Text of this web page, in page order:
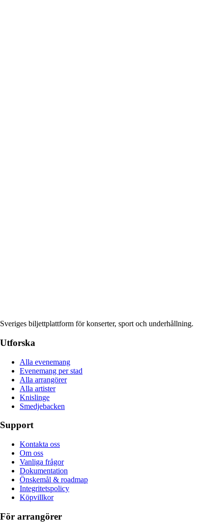
Sveriges biljettplattform för konserter, sport och underhållning.
Utforska
Alla evenemang
Evenemang per stad
Alla arrangörer
Alla artister
Knislinge
Smedjebacken
Support
Kontakta oss
Om oss
Vanliga frågor
Dokumentation
Önskemål & roadmap
Integritetspolicy
Köpvillkor
För arrangörer